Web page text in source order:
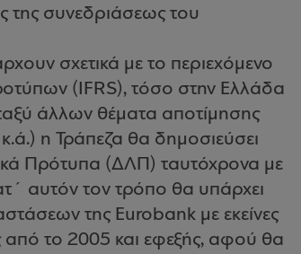
της συνεδριάσεως του
σχετικά με το περιεχόμενο
(IFRS), τόσο στην Ελλάδα
άλλων θέματα αποτίμησης
η Τράπεζα θα δημοσιεύσει
Πρότυπα (ΔΛΠ) ταυτόχρονα με
αυτόν τον τρόπο θα υπάρχει
της Eurobank με εκείνες
το 2005 και εφεξής, αφού θα